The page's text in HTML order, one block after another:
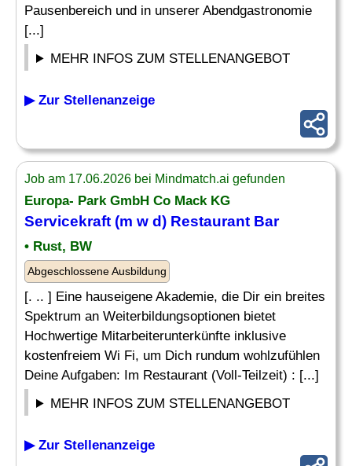
Pausenbereich und in unserer Abendgastronomie
[...]
MEHR INFOS ZUM STELLENANGEBOT
▶ Zur Stellenanzeige
Job am 17.06.2026 bei Mindmatch.ai gefunden
Europa- Park GmbH Co Mack KG
Servicekraft (m w d) Restaurant Bar
• Rust, BW
Abgeschlossene Ausbildung
[. .. ] Eine hauseigene Akademie, die Dir ein breites
Spektrum an Weiterbildungsoptionen bietet
Hochwertige Mitarbeiterunterkünfte inklusive
kostenfreiem Wi Fi, um Dich rundum wohlzufühlen
Deine Aufgaben: Im Restaurant (Voll-Teilzeit) : [...]
MEHR INFOS ZUM STELLENANGEBOT
▶ Zur Stellenanzeige